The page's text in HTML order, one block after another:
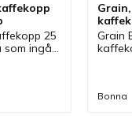
25
som ingår
st/fp
Grain
Bonna